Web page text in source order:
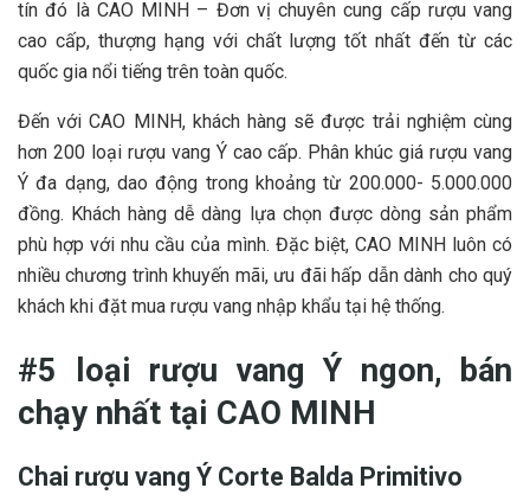
tín đó là CAO MINH – Đơn vị chuyên cung cấp rượu vang
cao cấp, thượng hạng với chất lượng tốt nhất đến từ các
quốc gia nổi tiếng trên toàn quốc.
Đến với CAO MINH, khách hàng sẽ được trải nghiệm cùng
hơn 200 loại rượu vang Ý cao cấp. Phân khúc giá rượu vang
Ý đa dạng, dao động trong khoảng từ 200.000- 5.000.000
đồng. Khách hàng dễ dàng lựa chọn được dòng sản phẩm
phù hợp với nhu cầu của mình. Đặc biệt, CAO MINH luôn có
nhiều chương trình khuyến mãi, ưu đãi hấp dẫn dành cho quý
khách khi đặt mua rượu vang nhập khẩu tại hệ thống.
#5 loại rượu vang Ý ngon, bán
chạy nhất tại CAO MINH
Chai rượu vang Ý Corte Balda Primitivo